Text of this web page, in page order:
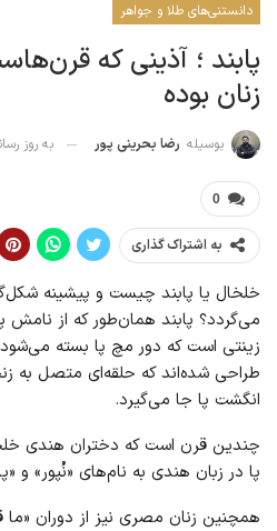
دانستنی‌های طلا و جواهر
پابند ؛ آذینی که
زنان بوده
بوسیله رضا بحرینی پور به روز
0
به اشتراک گذاری
خلخال یا پابند چیست و پیشینه
می‌گردد؟ پابند همان‌طور که از نامش
زینتی است که دور مچ پا بسته
طراحی شده‌اند که حلقه‌ای متصل به
انگشت پا جا می‌گیرد.
چندین قرن است که دختران هندی
پا در زبان هندی به نام‌های «نُپور» و
همچنین زنان مصری نیز از دوران «ما